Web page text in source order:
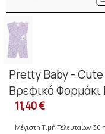
Pretty Baby -
Βρεφικό
11,40 €
Μέγιστη Τιμή Τελευταίων 30